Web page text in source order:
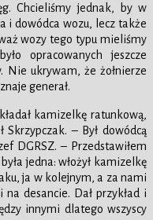
Chcieliśmy jednak, by w
i dowódca wozu, lecz także
wozy tego typu mieliśmy
opracowanych jeszcze
Nie ukrywam, że żołnierze
generał.
kamizelkę ratunkową,
– Był dowódcą
DGRSZ. – Przedstawiłem
jedna: włożył kamizelkę
ja w kolejnym, a za nami
desancie. Dał przykład i
innymi dlatego wszyscy